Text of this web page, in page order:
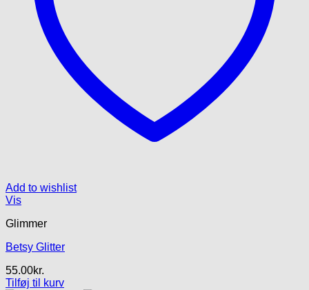
Add to wishlist
Vis
Glimmer
Betsy Glitter
55.00kr.
Tilføj til kurv